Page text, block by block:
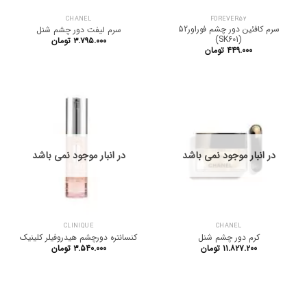
FOREVER52
سرم کافئین دور چشم فوراور52
(SK601)
۴۴۹.۰۰۰ تومان
CHANEL
سرم لیفت دور چشم شنل
۳.۷۹۵.۰۰۰ تومان
در انبار موجود نمی باشد
CHANEL
کرم دور چشم شنل
۱۱.۸۲۷.۲۰۰ تومان
در انبار موجود نمی باشد
CLINIQUE
کنسانتره دورچشم هیدروفیلر کلینیک
۳.۵۴۰.۰۰۰ تومان